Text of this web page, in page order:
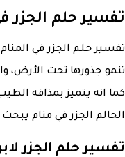
تفسير حلم الجزر
تفسير حلم الجزر في
تنمو جذورها تحت الأرض،
كما انه يتميز بمذاقه
الحالم الجزر في منام
تفسير حلم الجزر